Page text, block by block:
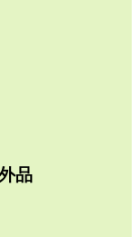
品